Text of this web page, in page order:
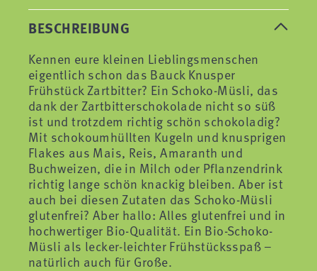
BESCHREIBUNG
Kennen eure kleinen Lieblingsmenschen
eigentlich schon das Bauck Knusper
Frühstück Zartbitter? Ein Schoko-Müsli, das
dank der Zartbitterschokolade nicht so süß
ist und trotzdem richtig schön schokoladig?
Mit schokoumhüllten Kugeln und knusprigen
Flakes aus Mais, Reis, Amaranth und
Buchweizen, die in Milch oder Pflanzendrink
richtig lange schön knackig bleiben. Aber ist
auch bei diesen Zutaten das Schoko-Müsli
glutenfrei? Aber hallo: Alles glutenfrei und in
hochwertiger Bio-Qualität. Ein Bio-Schoko-
Müsli als lecker-leichter Frühstücksspaß –
natürlich auch für Große.